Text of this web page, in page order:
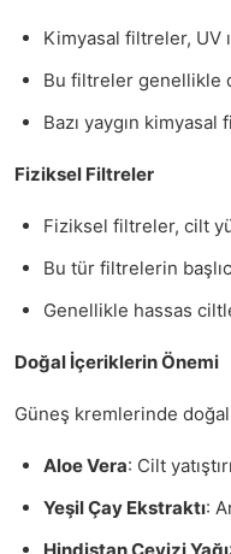
Kimyasal filtreler, UV
Bu filtreler genellikle
Bazı yaygın kimyasal
Fiziksel Filtreler
Fiziksel filtreler, cilt
Bu tür filtrelerin
Genellikle hassas
Doğal İçeriklerin Önemi
Güneş kremlerinde
Aloe Vera: Cilt
Yeşil Çay Ekstraktı: